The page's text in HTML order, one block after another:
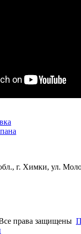
г. Химки, ул.
права защищены